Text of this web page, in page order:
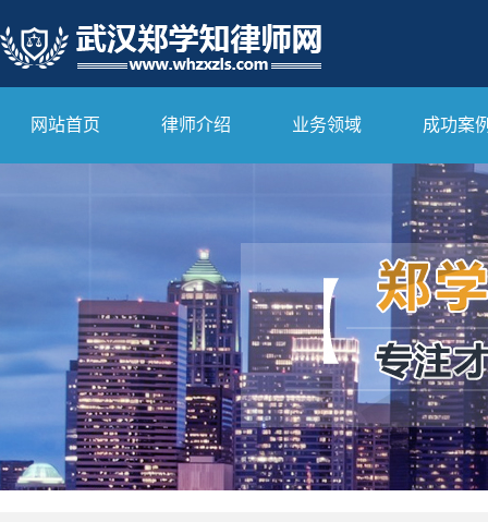
网站首页 律师介绍 业务领域 成功案